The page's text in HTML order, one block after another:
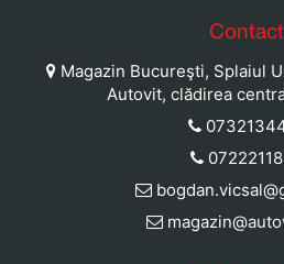
Contact
Magazin Bucureşti, Splaiul
Autovit, clădirea